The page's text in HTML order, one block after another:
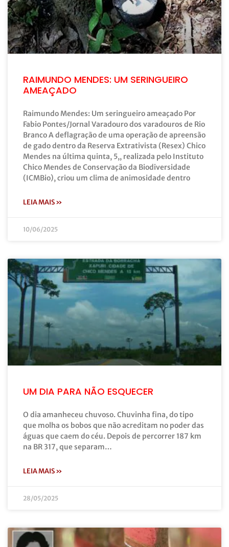
RAIMUNDO MENDES: UM SERINGUEIRO
AMEAÇADO
Raimundo Mendes: Um seringueiro ameaçado Por
Fabio Pontes/Jornal Varadouro dos varadouros de Rio
Branco A deflagração de uma operação de apreensão
de gado dentro da Reserva Extrativista (Resex) Chico
Mendes na última quinta, 5,, realizada pelo Instituto
Chico Mendes de Conservação da Biodiversidade
(ICMBio), criou um clima de animosidade dentro
LEIA MAIS »
10/06/2025
UM DIA PARA NÃO ESQUECER
O dia amanheceu chuvoso. Chuvinha fina, do tipo
que molha os bobos que não acreditam no poder das
águas que caem do céu. Depois de percorrer 187 km
na BR 317, que separam…
LEIA MAIS »
28/05/2025